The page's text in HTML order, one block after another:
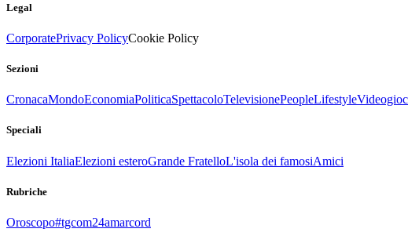
Legal
CorporatePrivacy PolicyCookie Policy
Sezioni
CronacaMondoEconomiaPoliticaSpettacoloTelevisionePeopleLifestyle
Speciali
Elezioni ItaliaElezioni esteroGrande FratelloL'isola dei famosiAmici
Rubriche
Oroscopo#tgcom24amarcord